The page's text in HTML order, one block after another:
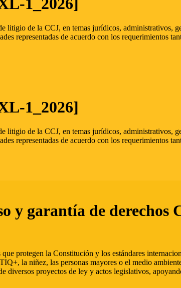
litigio de la CCJ, en temas jurídicos, administrativos,
representadas de acuerdo con los requerimientos
1_2026]
litigio de la CCJ, en temas jurídicos, administrativos,
representadas de acuerdo con los requerimientos
y garantía de derechos
protegen la Constitución y los estándares
la niñez, las personas mayores o el medio
diversos proyectos de ley y actos legislativos,